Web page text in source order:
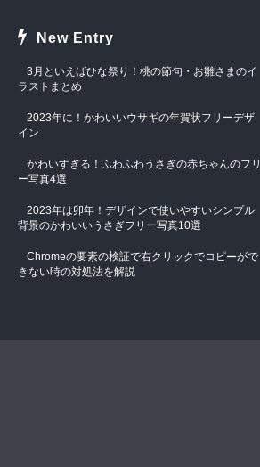
New Entry
3月といえばひな祭り！桃の節句・お雛さまのイ
ラストまとめ
2023年に！かわいいウサギの年賀状フリーデザ
イン
かわいすぎる！ふわふわうさぎの赤ちゃんのフリ
ー写真4選
2023年は卯年！デザインで使いやすいシンプル
背景のかわいいうさぎフリー写真10選
Chromeの要素の検証で右クリックでコピーがで
きない時の対処法を解説